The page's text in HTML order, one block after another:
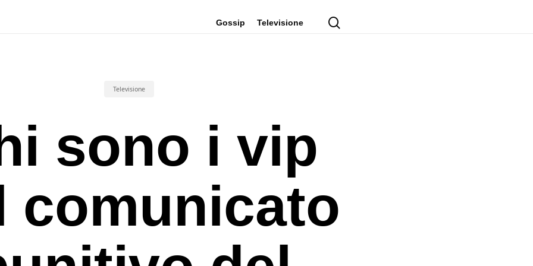
Gossip Televisione
Televisione
sono i vip
comunicato